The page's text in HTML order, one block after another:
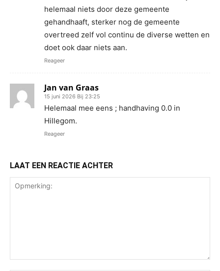
helemaal niets door deze gemeente
gehandhaaft, sterker nog de gemeente
overtreed zelf vol continu de diverse wetten en
doet ook daar niets aan.
Reageer
Jan van Graas
15 juni 2026 Bij 23:25
Helemaal mee eens ; handhaving 0.0 in
Hillegom.
Reageer
LAAT EEN REACTIE ACHTER